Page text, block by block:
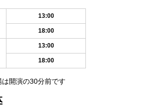
13:00
18:00
13:00
18:00
開演の30分前です